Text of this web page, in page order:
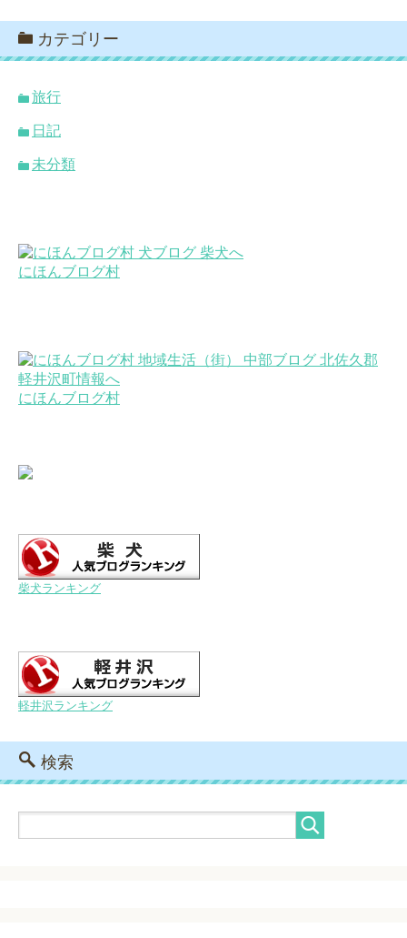
カテゴリー
旅行
日記
未分類
にほんブログ村
にほんブログ村
柴犬ランキング
軽井沢ランキング
検索